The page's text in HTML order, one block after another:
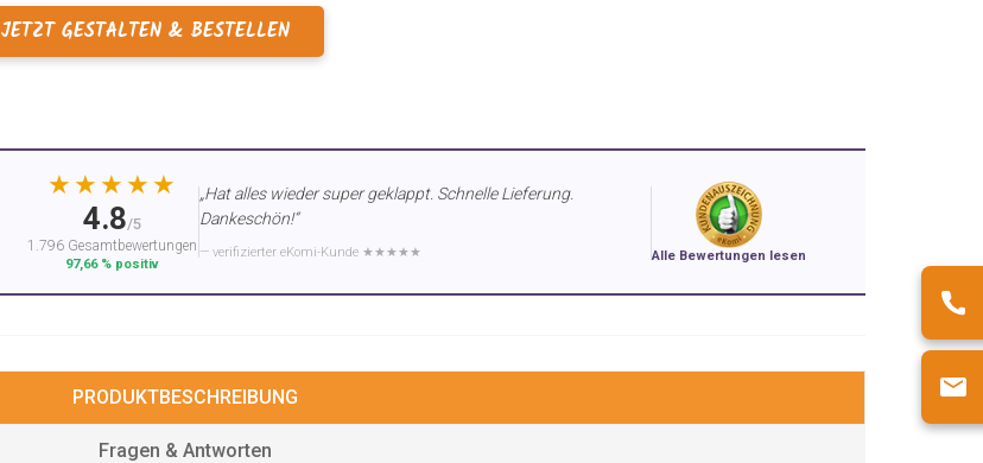
JETZT GESTALTEN & BESTELLEN
★★★★★
4.8/5
1.796 Gesamtbewertungen
97,66 % positiv
„Hat alles wieder super geklappt. Schnelle Lieferung.
Dankeschön!“
— verifizierter eKomi-Kunde ★★★★★ Alle Bewertungen lesen
PRODUKTBESCHREIBUNG
Fragen & Antworten